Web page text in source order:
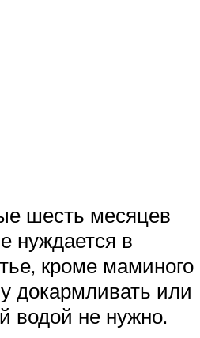
шесть месяцев
нуждается в
кроме маминого
докармливать или
водой не нужно.